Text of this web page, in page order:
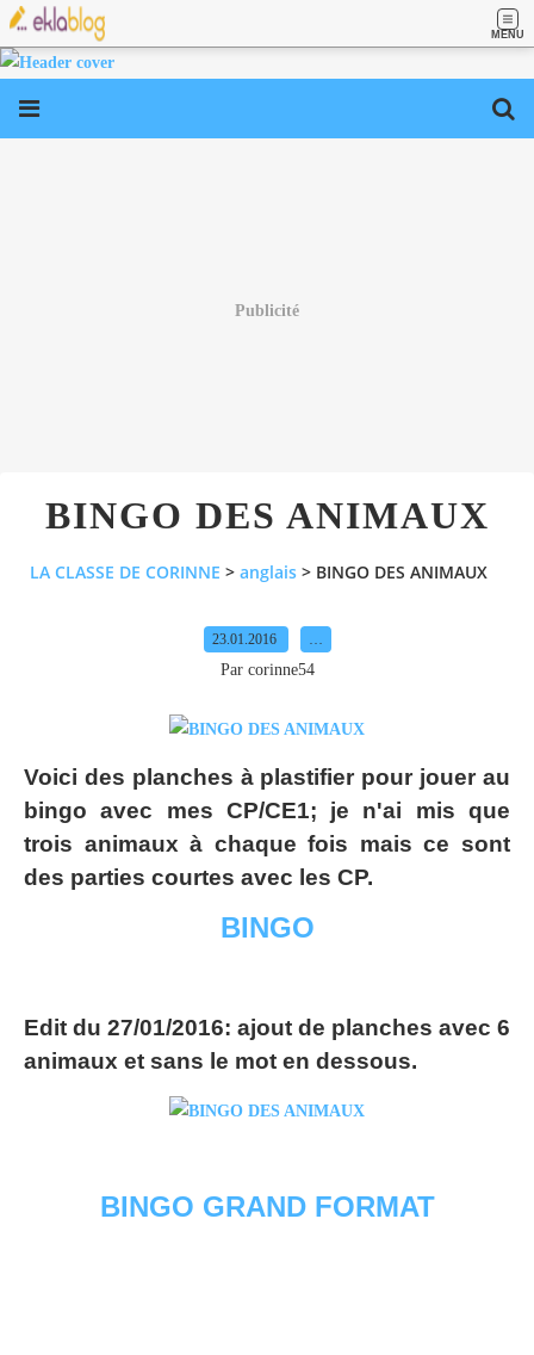
MENU
Publicité
BINGO DES ANIMAUX
LA CLASSE DE CORINNE > anglais > BINGO DES ANIMAUX
23.01.2016
Par corinne54
Voici des planches à plastifier pour jouer au
bingo avec mes CP/CE1; je n'ai mis que
trois animaux à chaque fois mais ce sont
des parties courtes avec les CP.
BINGO
Edit du 27/01/2016: ajout de planches avec 6
animaux et sans le mot en dessous.
BINGO GRAND FORMAT